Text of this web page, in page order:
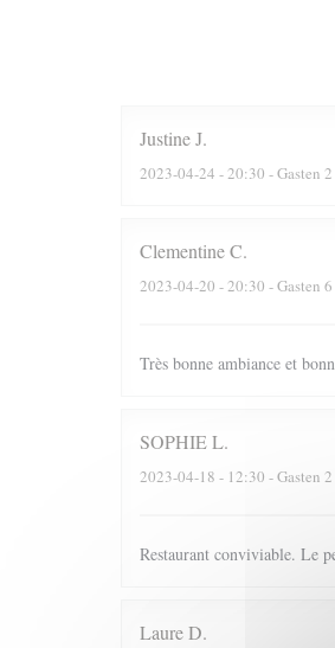
JustineJ
2023-04-24 - 20:30 - Gasten 2
ClementineC
2023-04-20 - 20:30 - Gasten 6
Très bonne ambiance et
SOPHIEL
2023-04-18 - 12:30 - Gasten 2
Restaurant conviviable. Le
LaureD